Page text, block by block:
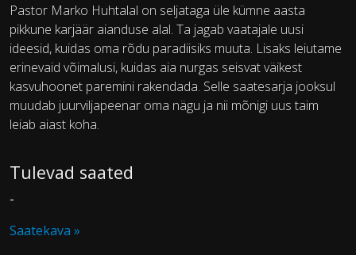
Pastor Marko Huhtalal on seljataga üle kümne aasta
pikkune karjäär aianduse alal. Ta jagab vaatajale uusi
ideesid, kuidas oma rõdu paradiisiks muuta. Lisaks leiutame
erinevaid võimalusi, kuidas aia nurgas seisvat väikest
kasvuhoonet paremini rakendada. Selle saatesarja jooksul
muudab juurviljapeenar oma nägu ja nii mõnigi uus taim
leiab aiast koha.
Tulevad saated
-
Saatekava »